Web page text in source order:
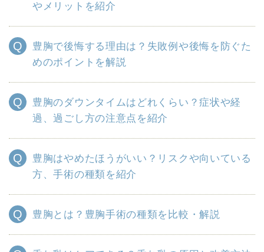
やメリットを紹介
豊胸で後悔する理由は？失敗例や後悔を防ぐた
めのポイントを解説
豊胸のダウンタイムはどれくらい？症状や経
過、過ごし方の注意点を紹介
豊胸はやめたほうがいい？リスクや向いている
方、手術の種類を紹介
豊胸とは？豊胸手術の種類を比較・解説